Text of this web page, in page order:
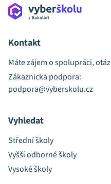
Kontakt
Máte zájem o spolupráci,
Zákaznická podpora:
podpora@vyberskolu.cz
Vyhledat
Střední školy
Vyšší odborné školy
Vysoké školy